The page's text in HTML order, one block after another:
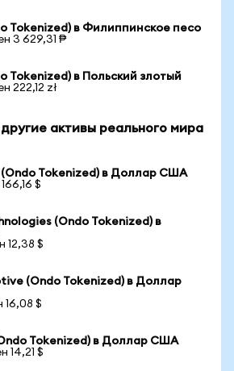
Tokenized) в Филиппинское песо
3 629,31 ₱
Tokenized) в Польский злотый
222,12 zł
активы реального мира
Tokenized) в Доллар США
$
(Ondo Tokenized) в
12,38 $
(Ondo Tokenized) в Доллар
16,08 $
Tokenized) в Доллар США
14,21 $